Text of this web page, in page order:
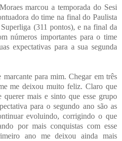
marcou a temporada do Sesi
do time na final do Paulista
(311 pontos), e na final da
números importantes para o time
expectativas para a sua segunda
para mim. Chegar em três
me deixou muito feliz. Claro que
querer mais e sinto que esse grupo
para o segundo ano são as
evoluindo, corrigindo o que
por mais conquistas com esse
ano me deixou ainda mais